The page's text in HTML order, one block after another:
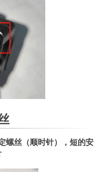
螺丝（顺时针），短的安